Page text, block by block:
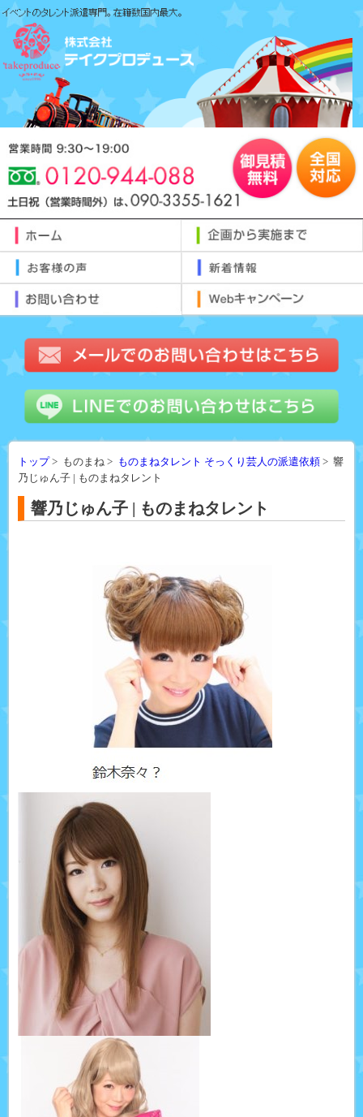
トップ> ものまね > ものまねタレント そっくり芸人の派遣依頼 > 響
乃じゅん子 | ものまねタレント
響乃じゅん子 | ものまねタレント